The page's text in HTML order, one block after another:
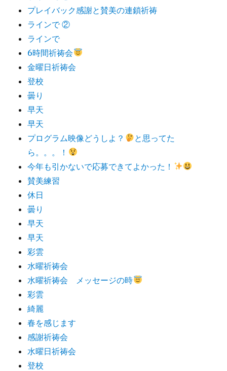
プレイバック感謝と賛美の連鎖祈祷
ラインで ②
ラインで
6時間祈祷会
金曜日祈祷会
登校
曇り
早天
早天
プログラム映像どうしよ？
と思ってた
ら。。。！
今年も引かないで応募できてよかった！
賛美練習
休日
曇り
早天
早天
彩雲
水曜祈祷会
水曜祈祷会 メッセージの時
彩雲
綺麗
春を感じます
感謝祈祷会
水曜日祈祷会
登校